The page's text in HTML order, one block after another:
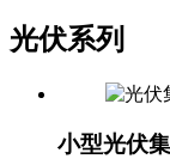
光伏系列
小型光伏